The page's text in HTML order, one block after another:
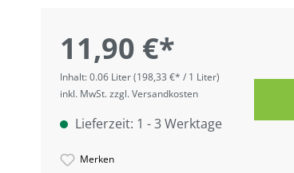
11,90 €*
Inhalt:0.06 Liter(198,33 €* / 1 Liter)
inkl. MwSt. zzgl. Versandkosten
Lieferzeit: 1 - 3 Werktage
Merken